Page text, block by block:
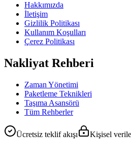
Hakkımızda
İletişim
Gizlilik Politikası
Kullanım Koşulları
Çerez Politikası
Nakliyat Rehberi
Zaman Yönetimi
Paketleme Teknikleri
Taşıma Asansörü
Tüm Rehberler
Ücretsiz teklif akışı Kişisel